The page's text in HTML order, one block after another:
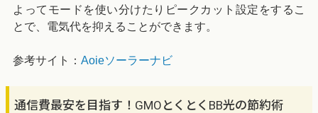
よってモードを使い分けたりピークカット設定をするこ
とで、電気代を抑えることができます。
参考サイト： Aoieソーラーナビ
通信費最安を目指す！GMOとくとくBB光の節約術